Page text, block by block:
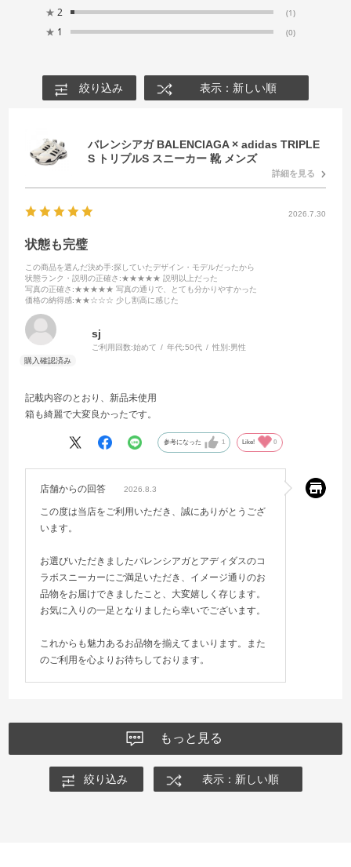
★ 2 (1)
★ 1 (0)
絞り込み 表示：新しい順
バレンシアガ BALENCIAGA × adidas TRIPLE
S トリプルS スニーカー 靴 メンズ
詳細を見る
2026.7.30
状態も完璧
この商品を選んだ決め手:探していたデザイン・モデルだったから
状態ランク・説明の正確さ :★★★★★ 説明以上だった
写真の正確さ :★★★★★ 写真の通りで、とても分かりやすかった
価格の納得感:★★☆☆☆ 少し割高に感じた
sj
ご利用回数:始めて 年代:50代 性別:男性
記載内容のとおり、新品未使用
箱も綺麗で大変良かったです。
参考になった 1 Like! 0
店舗からの回答 2026.8.3
この度は当店をご利用いただき、誠にありがとうござ
います。
お選びいただきましたバレンシアガとアディダスのコ
ラボスニーカーにご満足いただき、イメージ通りのお
品物をお届けできましたこと、大変嬉しく存じます。
お気に入りの一足となりましたら幸いでございます。
これからも魅力あるお品物を揃えてまいります。また
のご利用を心よりお待ちしております。
もっと見る
絞り込み 表示：新しい順